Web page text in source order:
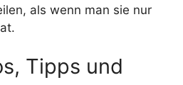
als wenn man sie nur
Tipps und